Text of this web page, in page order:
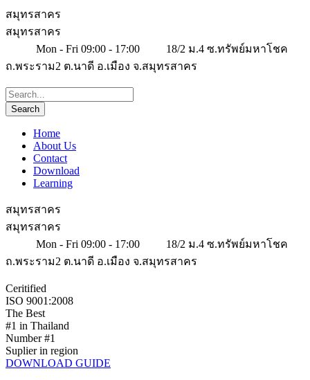
สมุทรสาคร
สมุทรสาคร
Mon - Fri 09:00 - 17:00
18/2 ม.4 ซ.ทรัพย์มหาโชค
ถ.พระราม2 ต.นาดี อ.เมือง จ.สมุทรสาคร
Home
About Us
Contact
Download
Learning
สมุทรสาคร
สมุทรสาคร
Mon - Fri 09:00 - 17:00
18/2 ม.4 ซ.ทรัพย์มหาโชค
ถ.พระราม2 ต.นาดี อ.เมือง จ.สมุทรสาคร
Ceritified
ISO 9001:2008
The Best
#1 in Thailand
Number #1
Suplier in region
DOWNLOAD GUIDE